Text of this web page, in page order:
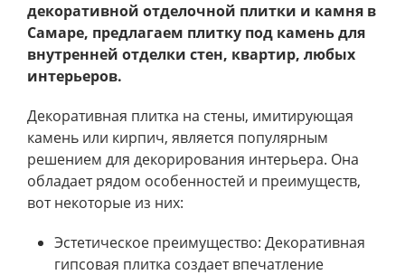
декоративной отделочной плитки и камня в
Самаре, предлагаем плитку под камень для
внутренней отделки стен, квартир, любых
интерьеров.
Декоративная плитка на стены, имитирующая
камень или кирпич, является популярным
решением для декорирования интерьера. Она
обладает рядом особенностей и преимуществ,
вот некоторые из них:
Эстетическое преимущество: Декоративная
гипсовая плитка создает впечатление